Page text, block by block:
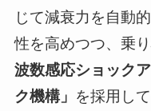
じて減衰力を自動
性を高めつつ、乗
波数感応ショック
ク機構」 を採用し